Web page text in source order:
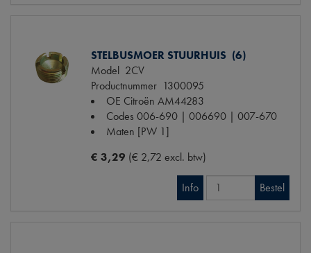
STELBUSMOER STUURHUIS (6)
Model 2CV
Productnummer 1300095
OE Citroën AM44283
Codes 006-690 | 006690 | 007-670
Maten [PW 1]
€ 3,29 (€ 2,72 excl. btw)
Info Bestel